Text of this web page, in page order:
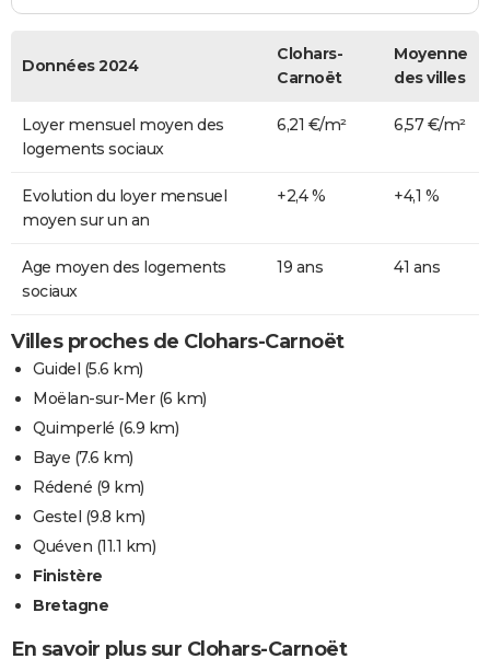
Données 2024
Clohars-
Carnoët
Moyenne
des villes
Loyer mensuel moyen des
logements sociaux
6,21 €/m² 6,57 €/m²
Evolution du loyer mensuel
moyen sur un an
+2,4 % +4,1 %
Age moyen des logements
sociaux
19 ans 41 ans
Villes proches de Clohars-Carnoët
Guidel (5.6 km)
Moëlan-sur-Mer(6 km)
Quimperlé (6.9 km)
Baye (7.6 km)
Rédené (9 km)
Gestel (9.8 km)
Quéven (11.1 km)
Finistère
Bretagne
En savoir plus sur Clohars-Carnoët